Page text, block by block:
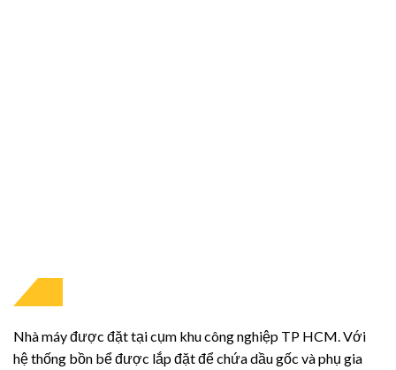
Nhà máy được đặt tại cụm khu công nghiệp TP HCM. Với
hệ thống bồn bể được lắp đặt để chứa dầu gốc và phụ gia